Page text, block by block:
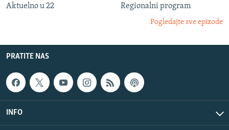
Aktuelno u 22 Regionalni program
Pogledajte sve epizode
PRATITE NAS
INFO